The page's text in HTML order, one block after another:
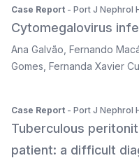
Case Report - Port J Nephrol
Cytomegalovirus
Ana Galvão Fernando
Gomes Fernanda Xavier
Case Report - Port J Nephrol
Tuberculous
patient: a difficult